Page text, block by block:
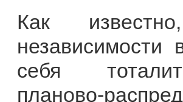
Как
независимости
себя
планово-